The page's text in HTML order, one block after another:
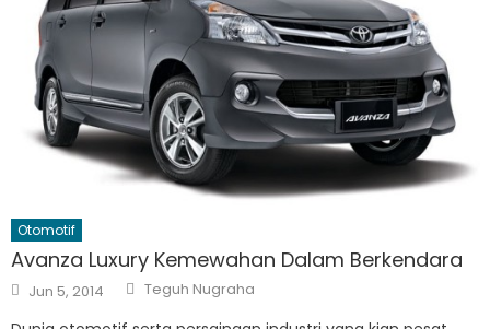
Otomotif
Avanza Luxury Kemewahan Dalam Berkendara
Posted
on
Jun 5, 2014 Author
Teguh Nugraha